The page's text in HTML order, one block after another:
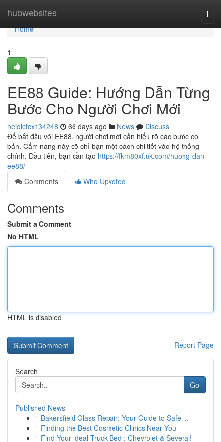
hubwebsites
Home
Home
1
EE88 Guide: Hướng Dẫn Từng
Bước Cho Người Chơi Mới
heidictcx134248 66 days ago News
Discuss
Để bắt đầu với EE88, người chơi mới cần hiểu rõ các bước cơ
bản. Cẩm nang này sẽ chỉ bạn một cách chi tiết vào hệ thống
chính. Đầu tiên, bạn cần tạo https://fkm80xf.uk.com/huong-dan-
ee88/
Comments
Who Upvoted
Comments
Submit a Comment
No HTML
HTML is disabled
Report Page
Search
Go
Published News
1 Bakersfield Glass Repair: Your Guide to Safe ...
1 Finding the Best Cosmetic Clinics Near You
1 Find Your Ideal Truck Bed : Chevrolet & Several!